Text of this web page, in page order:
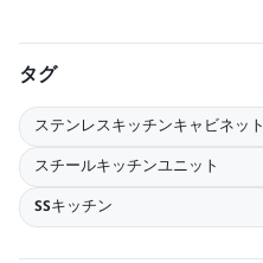
タグ
ステンレスキッチンキャビネット
スチールキッチンユニット
SSキッチン